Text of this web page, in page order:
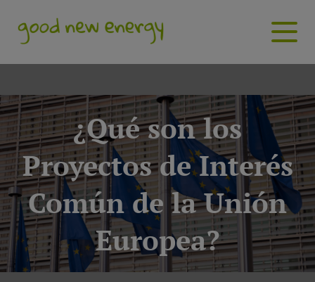
¿Qué son los
Proyectos de Interés
Común de la Unión
Europea?